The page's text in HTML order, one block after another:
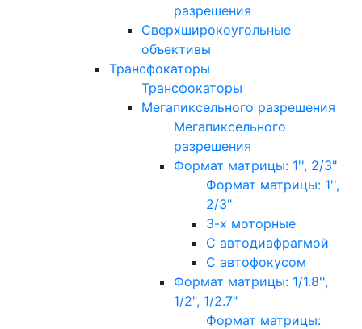
разрешения
Сверхширокоугольные
объективы
Трансфокаторы
Трансфокаторы
Мегапиксельного разрешения
Мегапиксельного
разрешения
Формат матрицы: 1'', 2/3"
Формат матрицы: 1'',
2/3"
3-х моторные
С автодиафрагмой
С автофокусом
Формат матрицы: 1/1.8'',
1/2", 1/2.7"
Формат матрицы: